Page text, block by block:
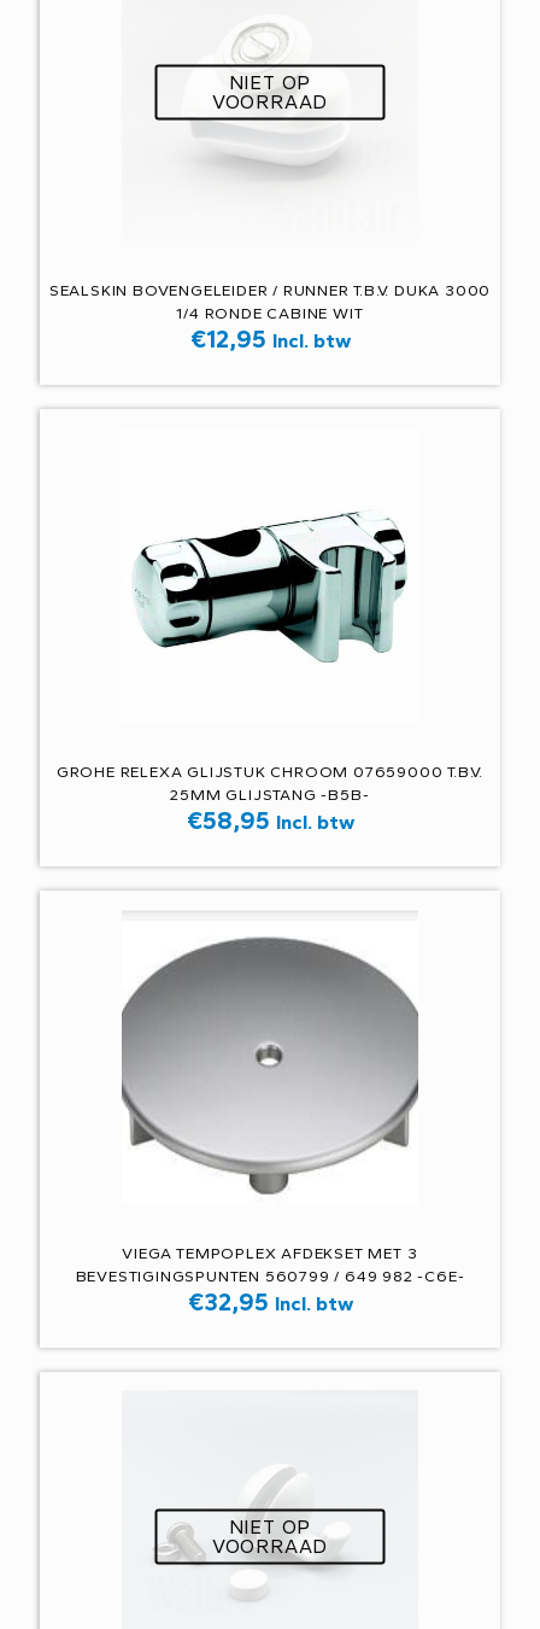
NIET OP
VOORRAAD
SEALSKIN BOVENGELEIDER / RUNNER T.B.V. DUKA 3000
1/4 RONDE CABINE WIT
€12,95 Incl. btw
GROHE RELEXA GLIJSTUK CHROOM 07659000 T.B.V.
25MM GLIJSTANG -B5B-
€58,95 Incl. btw
VIEGA TEMPOPLEX AFDEKSET MET 3
BEVESTIGINGSPUNTEN 560799 / 649 982 -C6E-
€32,95 Incl. btw
NIET OP
VOORRAAD